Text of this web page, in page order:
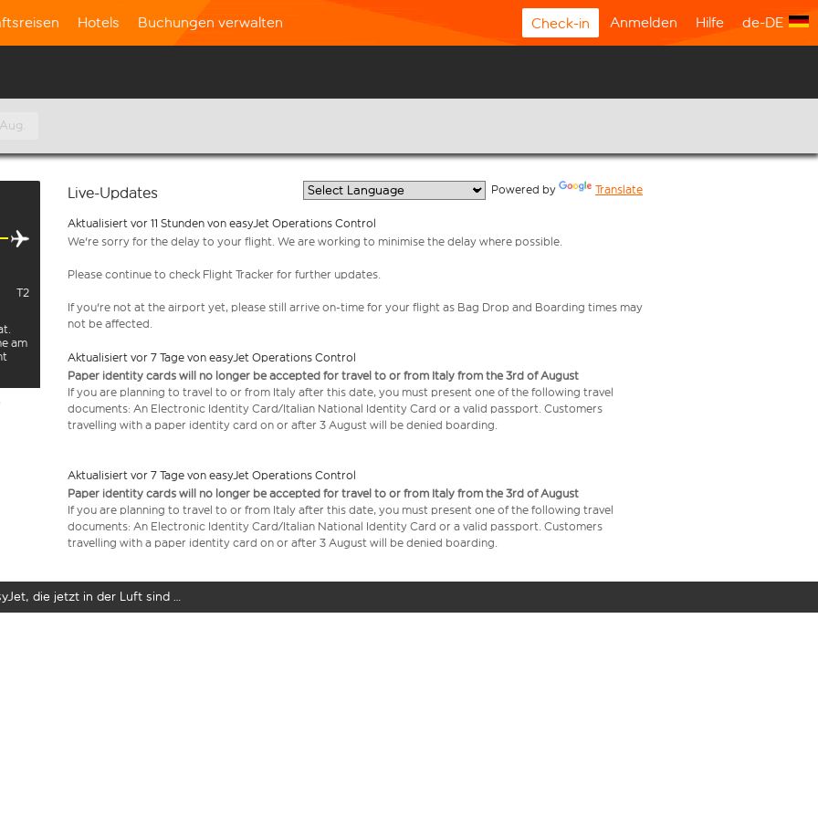
Hotels Buchungen verwalten Check-in Anmelden Hilfe de-DE
T2
am
Live-Updates Powered by Translate
Aktualisiert vor 11 Stunden von easyJet Operations Control
We're sorry for the delay to your flight. We are working to minimise the delay where possible.
Please continue to check Flight Tracker for further updates.
If you're not at the airport yet, please still arrive on-time for your flight as Bag Drop and Boarding times may
not be affected.
Aktualisiert vor 7 Tage von easyJet Operations Control
Paper identity cards will no longer be accepted for travel to or from Italy from the 3rd of August
If you are planning to travel to or from Italy after this date, you must present one of the following travel
documents: An Electronic Identity Card/Italian National Identity Card or a valid passport. Customers
travelling with a paper identity card on or after 3 August will be denied boarding.
Aktualisiert vor 7 Tage von easyJet Operations Control
Paper identity cards will no longer be accepted for travel to or from Italy from the 3rd of August
If you are planning to travel to or from Italy after this date, you must present one of the following travel
documents: An Electronic Identity Card/Italian National Identity Card or a valid passport. Customers
travelling with a paper identity card on or after 3 August will be denied boarding.
die jetzt in der Luft sind …